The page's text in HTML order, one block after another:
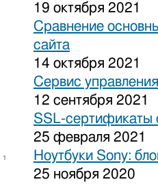
19 октября 2021
Сравнение
сайта
14 октября 2021
Сервис
12 сентября 2021
SSL-сертификаты
25 февраля 2021
Ноутбуки Sony:
25 ноября 2020
1